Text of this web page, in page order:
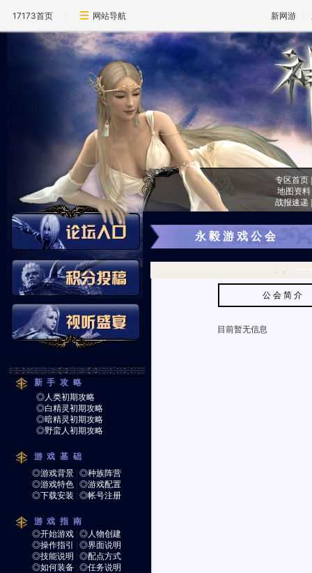
17173首页 网站导航 新网游
专区首页
地图资料
战报速递
新手攻略
◎人类初期攻略
◎白精灵初期攻略
◎暗精灵初期攻略
◎野蛮人初期攻略
游戏基础
◎游戏背景 |◎种族阵营
◎游戏特色 |◎游戏配置
◎下载安装
|◎帐号注册
游戏指南
◎开始游戏 |◎人物创建
◎操作指引
|◎界面说明
◎技能说明
|◎配点方式
◎如何装备 |◎任务说明
永 毅 游 戏 公 会
公 会 简 介
目前暂无信息